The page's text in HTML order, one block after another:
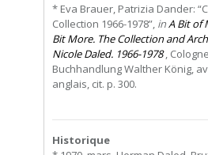
* Eva Brauer, Patrizia Dander:
Collection 1966-1978”, inA Bit of
Bit More. The Collection and
Nicole Daled. 1966-1978,
Buchhandlung Walther König,
anglais, cit. p. 300.
Historique